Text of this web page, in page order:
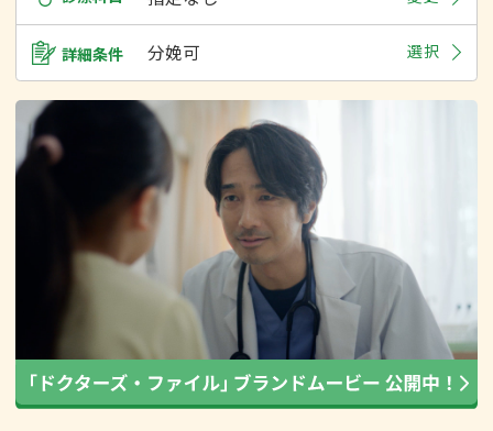
詳細条件 分娩可 選択